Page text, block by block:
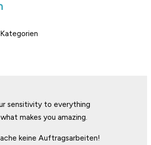
sensitivity to everything
makes you amazing.
keine Auftragsarbeiten!